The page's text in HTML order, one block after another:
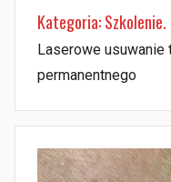
Kategoria:
Laserowe usuwanie
permanentnego